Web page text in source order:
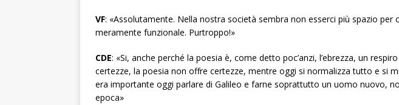
VF: «Assolutamente. Nella nostra società sembra non esserci più spazio per
meramente funzionale. Purtroppo!»
CDE: «Si, anche perché la poesia è, come detto poc’anzi, l’ebrezza, un
certezze, la poesia non offre certezze, mentre oggi si normalizza tutto e si
era importante oggi parlare di Galileo e farne soprattutto un uomo nuovo,
epoca»